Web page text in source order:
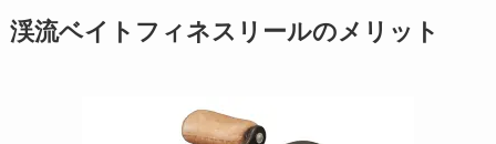
渓流ベイトフィネスリールのメリット